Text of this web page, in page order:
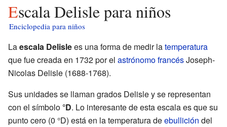
Escala Delisle para niños
Enciclopedia para niños
Laescala Delislees una forma de medir latemperatura
que fue creada en 1732 por el astrónomofrancésJoseph-
Nicolas Delisle (1688-1768).
Sus unidades se llaman grados Delisle y se representan
con el símbolo °D. Lo interesante de esta escala es que su
punto cero (0 °D) está en la temperatura deebullición del